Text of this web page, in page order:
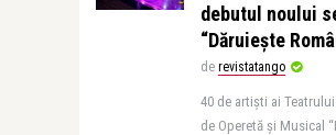
debutul noului
“Dăruiește
de revistatango
40 de artiști ai Teatrului
de Operetă și Musical